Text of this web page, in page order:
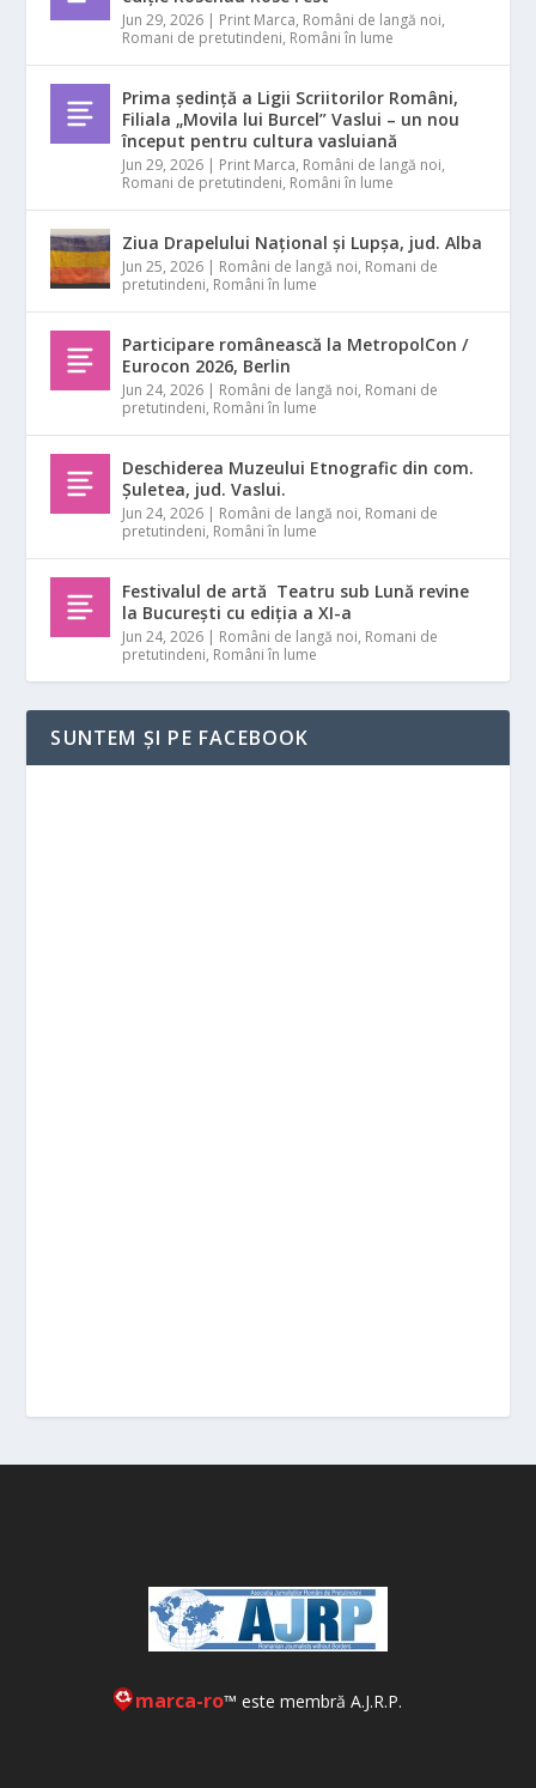
Jun 29, 2026 | Print Marca, Români de langă noi,
Romani de pretutindeni, Români în lume
Prima ședință a Ligii Scriitorilor Români,
Filiala „Movila lui Burcel” Vaslui – un nou
început pentru cultura vasluiană
Jun 29, 2026 | Print Marca, Români de langă noi,
Romani de pretutindeni, Români în lume
Ziua Drapelului Național și Lupșa, jud. Alba
Jun 25, 2026 | Români de langă noi, Romani de
pretutindeni, Români în lume
Participare românească la MetropolCon /
Eurocon 2026, Berlin
Jun 24, 2026 | Români de langă noi, Romani de
pretutindeni, Români în lume
Deschiderea Muzeului Etnografic din com.
Șuletea, jud. Vaslui.
Jun 24, 2026 | Români de langă noi, Romani de
pretutindeni, Români în lume
Festivalul de artă Teatru sub Lună revine
la București cu ediția a XI-a
Jun 24, 2026 | Români de langă noi, Romani de
pretutindeni, Români în lume
SUNTEM ȘI PE FACEBOOK
marca-ro™ este membră A.J.R.P.